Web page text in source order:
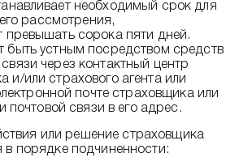
необходимый срок для
его рассмотрения,
превышать сорока пяти дней.
устным посредством средств
через контактный центр
и/или страхового агента или
почте страховщика или
почтовой связи в его адрес.
или решение страховщика
в порядке подчиненности: